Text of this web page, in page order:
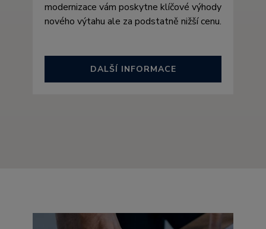
modernizace vám poskytne klíčové výhody
nového výtahu ale za podstatně nižší cenu.
DALŠÍ INFORMACE